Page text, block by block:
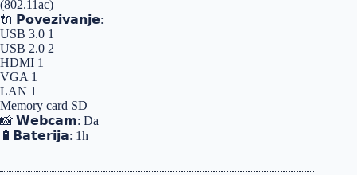
(802.11ac)
🔌 𝗣𝗼𝘃𝗲𝘇𝗶𝘃𝗮𝗻𝗷𝗲:
USB 3.0 1
USB 2.0 2
HDMI 1
VGA 1
LAN 1
Memory card SD
📸 𝗪𝗲𝗯𝗰𝗮𝗺: Da
🔋𝗕𝗮𝘁𝗲𝗿𝗶𝗷𝗮: 1h